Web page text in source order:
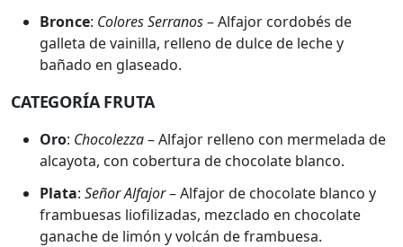
Bronce: Colores Serranos– Alfajor cordobés de
galleta de vainilla, relleno de dulce de leche y
bañado en glaseado.
CATEGORÍA FRUTA
Oro: Chocolezza– Alfajor relleno con mermelada de
alcayota, con cobertura de chocolate blanco.
Plata: Señor Alfajor– Alfajor de chocolate blanco y
frambuesas liofilizadas, mezclado en chocolate
ganache de limón y volcán de frambuesa.